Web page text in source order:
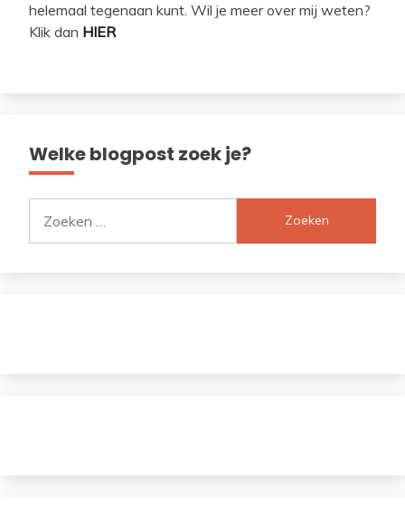
helemaal tegenaan kunt. Wil je meer over mij weten?
Klik dan HIER
Welke blogpost zoek je?
naar: